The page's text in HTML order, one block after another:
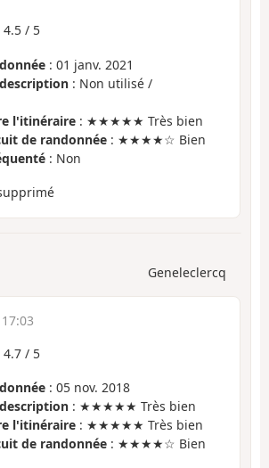
4.5 / 5
: 01 janv. 2021
: Non utilisé /
l'itinéraire : ★★★★★ Très bien
de randonnée : ★★★★☆ Bien
: Non
Geneleclercq
4.7 / 5
: 05 nov. 2018
: ★★★★★ Très bien
l'itinéraire : ★★★★★ Très bien
de randonnée : ★★★★☆ Bien